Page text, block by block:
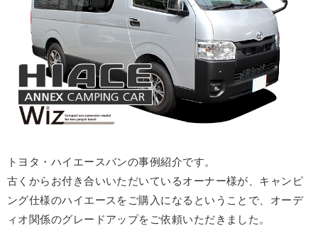
トヨタ・ハイエースバンの事例紹介です。
古くからお付き合いいただいているオーナー様が、キャンピ
ング仕様のハイエースをご購入になるということで、オーデ
ィオ関係のグレードアップをご依頼いただきました。